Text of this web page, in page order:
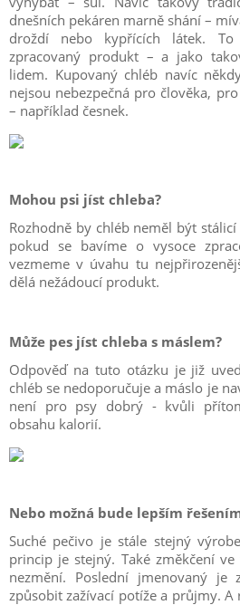
dnešních pekáren marně shání –
droždí nebo kypřících látek.
zpracovaný produkt – a jako
lidem. Kupovaný chléb navíc
nejsou nebezpečná pro člověka,
– například česnek.
Mohou psi jíst chleba?
Rozhodně by chléb neměl být
pokud se bavíme o vysoce
vezmeme v úvahu tu
dělá nežádoucí produkt.
Může pes jíst chleba s máslem?
Odpověď na tuto otázku je již
chléb se nedoporučuje a máslo je
není pro psy dobrý - kvůli
obsahu kalorií.
Nebo možná bude lepším
Suché pečivo je stále stejný
princip je stejný. Také změkčení
nezmění. Poslední jmenovaný je
způsobit zažívací potíže a průjmy.